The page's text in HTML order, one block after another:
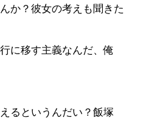
か？彼女の考えも聞きた
に移す主義なんだ、俺
るというんだい？飯塚